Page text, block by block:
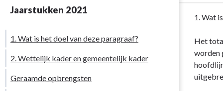
Jaarstukken 2021
1. Wat is het doel van deze paragraaf?
2. Wettelijk kader en gemeentelijk kader
Geraamde opbrengsten
Terug
navigatie
Paragraaf
1. Wat
Het
worden